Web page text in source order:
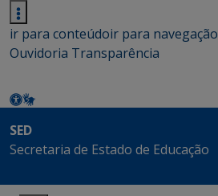
ir para conteúdoir para navegação
Ouvidoria Transparência
SED
Secretaria de Estado de Educação